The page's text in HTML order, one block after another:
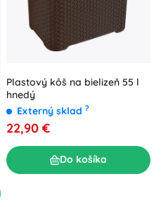
Plastový kôš na bielizeň 55 l
hnedý
Externý sklad ?
22,90 €
Do košíka